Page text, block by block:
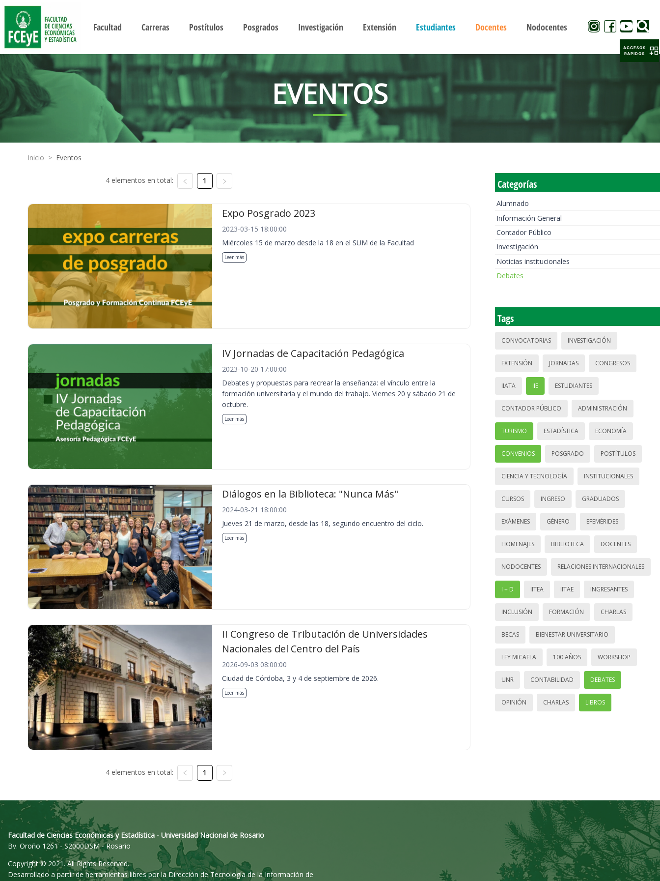
Facultad Carreras Postítulos Posgrados Investigación Extensión Estudiantes Docentes Nodocentes
EVENTOS
Inicio > Eventos
4 elementos en total: 1
Expo Posgrado 2023
2023-03-15 18:00:00
Miércoles 15 de marzo desde la 18 en el SUM de la Facultad
Leer más
IV Jornadas de Capacitación Pedagógica
2023-10-20 17:00:00
Debates y propuestas para recrear la enseñanza: el vínculo entre la
formación universitaria y el mundo del trabajo. Viernes 20 y sábado 21 de
octubre.
Leer más
Diálogos en la Biblioteca: "Nunca Más"
2024-03-21 18:00:00
Jueves 21 de marzo, desde las 18, segundo encuentro del ciclo.
Leer más
II Congreso de Tributación de Universidades
Nacionales del Centro del País
2026-09-03 08:00:00
Ciudad de Córdoba, 3 y 4 de septiembre de 2026.
Leer más
4 elementos en total: 1
Categorías
Alumnado
Información General
Contador Público
Investigación
Noticias institucionales
Debates
Tags
CONVOCATORIAS INVESTIGACIÓN
EXTENSIÓN JORNADAS CONGRESOS
IIATA IIE ESTUDIANTES
CONTADOR PÚBLICO ADMINISTRACIÓN
TURISMO ESTADÍSTICA ECONOMÍA
CONVENIOS POSGRADO POSTÍTULOS
CIENCIA Y TECNOLOGÍA INSTITUCIONALES
CURSOS INGRESO GRADUADOS
EXÁMENES GÉNERO EFEMÉRIDES
HOMENAJES BIBLIOTECA DOCENTES
NODOCENTES RELACIONES INTERNACIONALES
I + D IITEA IITAE INGRESANTES
INCLUSIÓN FORMACIÓN CHARLAS
BECAS BIENESTAR UNIVERSITARIO
LEY MICAELA 100 AÑOS WORKSHOP
UNR CONTABILIDAD DEBATES
OPINIÓN CHARLAS LIBROS
Facultad de Ciencias Económicas y Estadística - Universidad Nacional de Rosario
Bv. Oroño 1261 - S2000DSM - Rosario
Copyright © 2021. All Rights Reserved.
Desarrollado a partir de herramientas libres por la Dirección de Tecnología de la Información de
ACCESOS
RAPIDOS